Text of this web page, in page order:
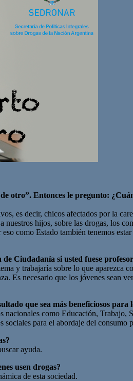
otro”. Entonces le pregunto:
es decir, chicos afectados por la
hijos, sobre las drogas, los
como Estado también tenemos
Ciudadanía si usted fuese
y trabajaría sobre lo que aparezca
Es necesario que los jóvenes sean
que sea más beneficiosos para
como Educación,
para el abordaje del
ayuda.
usen drogas?
de esta sociedad.